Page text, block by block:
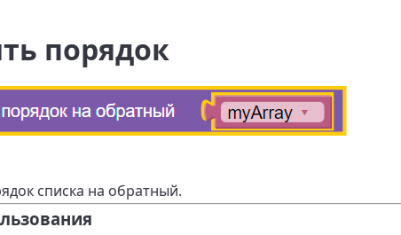
порядок
списка на обратный.